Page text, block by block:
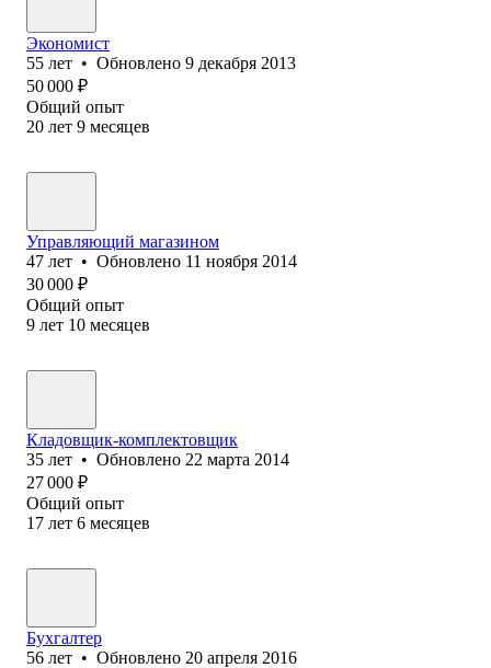
Экономист
55 лет • Обновлено 9 декабря 2013
50 000 ₽
Общий опыт
20 лет 9 месяцев
Управляющий магазином
47 лет • Обновлено 11 ноября 2014
30 000 ₽
Общий опыт
9 лет 10 месяцев
Кладовщик-комплектовщик
35 лет • Обновлено 22 марта 2014
27 000 ₽
Общий опыт
17 лет 6 месяцев
Бухгалтер
56 лет • Обновлено 20 апреля 2016